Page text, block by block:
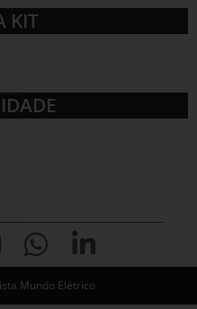
KIT
Mundo Elétrico